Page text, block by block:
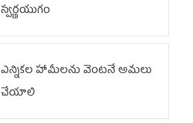
స్వర్ణయుగం
ఎన్నికల హామీలను వెంటనే అమలు
చేయాలి